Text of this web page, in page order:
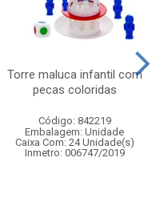
Torre maluca infantil com
pecas coloridas
Código: 842219
Embalagem: Unidade
Caixa Com: 24 Unidade(s)
Inmetro: 006747/2019